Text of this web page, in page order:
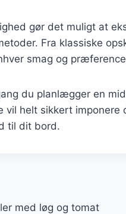
gør det muligt at
Fra klassiske
smag og
du planlægger en
vil helt sikkert
til dit bord.
med løg og tomat